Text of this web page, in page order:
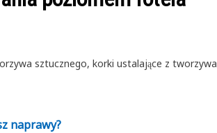
sztucznego, korki ustalające z tworzywa
naprawy?